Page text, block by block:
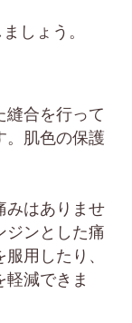
しょう。
縫合を行って
。肌色の保護
みはありませ
ジンとした痛
用したり、
減できま